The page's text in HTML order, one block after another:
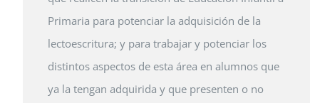
Primaria para potenciar la adquisición de la
lectoescritura; y para trabajar y potenciar los
distintos aspectos de esta área en alumnos que
ya la tengan adquirida y que presenten o no